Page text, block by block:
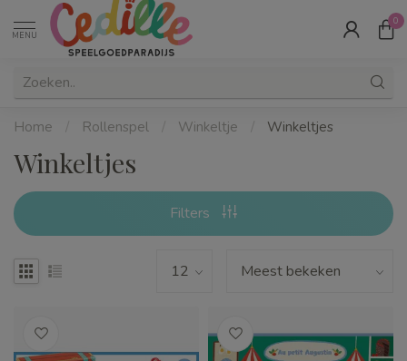
MENU
0
Home / Rollenspel / Winkeltje / Winkeltjes
Winkeltjes
Filters